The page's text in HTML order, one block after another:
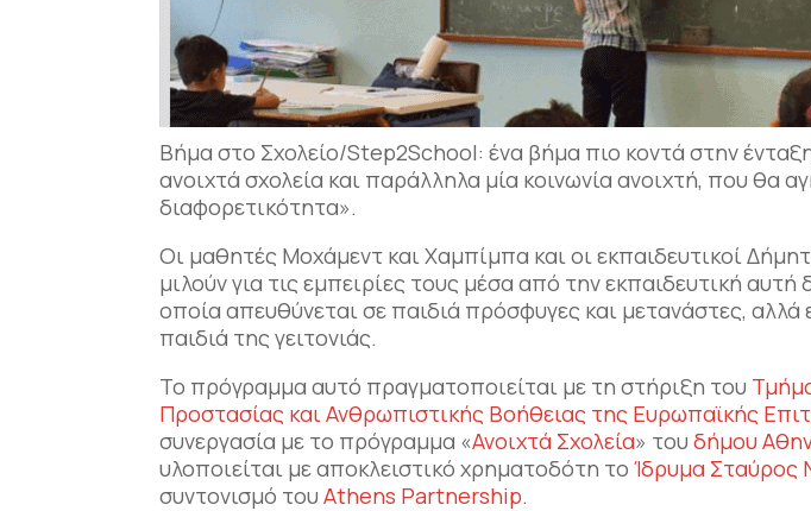
Βήμα στο Σχολείο/Step2School: ένα βήμα πιο κοντά στην
ανοιχτά σχολεία και παράλληλα μία κοινωνία ανοιχτή, που θα
διαφορετικότητα».
Οι μαθητές Μοχάμεντ και Χαμπίμπα και οι εκπαιδευτικοί
μιλούν για τις εμπειρίες τους μέσα από την εκπαιδευτική
οποία απευθύνεται σε παιδιά πρόσφυγες και μετανάστες, αλλά
παιδιά της γειτονιάς.
Το πρόγραμμα αυτό πραγματοποιείται με τη στήριξη του
Προστασίας και Ανθρωπιστικής Βοήθειας της Ευρωπαϊκής
συνεργασία με το πρόγραμμα «Ανοιχτά Σχολεία» τουδήμου
υλοποιείται με αποκλειστικό χρηματοδότη τοΊδρυμα Σταύρος
συντονισμό τουAthens Partnership.